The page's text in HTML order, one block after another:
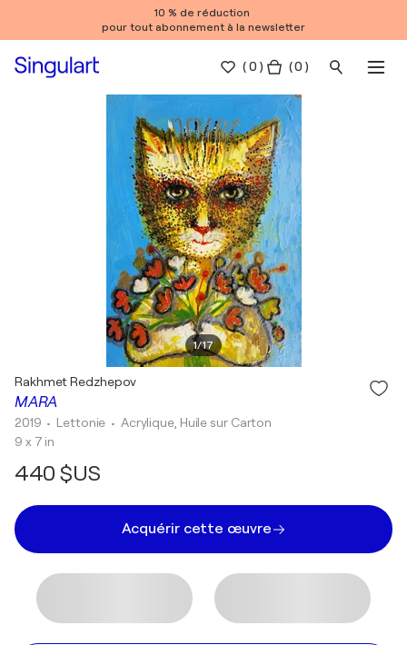
10 % de réduction
pour tout abonnement à la newsletter
(0 ) ( 0 )
1/17
MARA
Rakhmet Redzhepov
2019 • Lettonie • Acrylique, Huile sur Carton
9 x 7 in
440 $US
Acquérir cette œuvre